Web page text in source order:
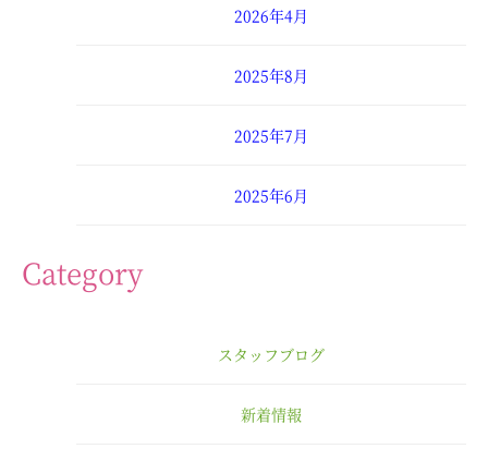
2026年4月
2025年8月
2025年7月
2025年6月
Category
スタッフブログ
新着情報